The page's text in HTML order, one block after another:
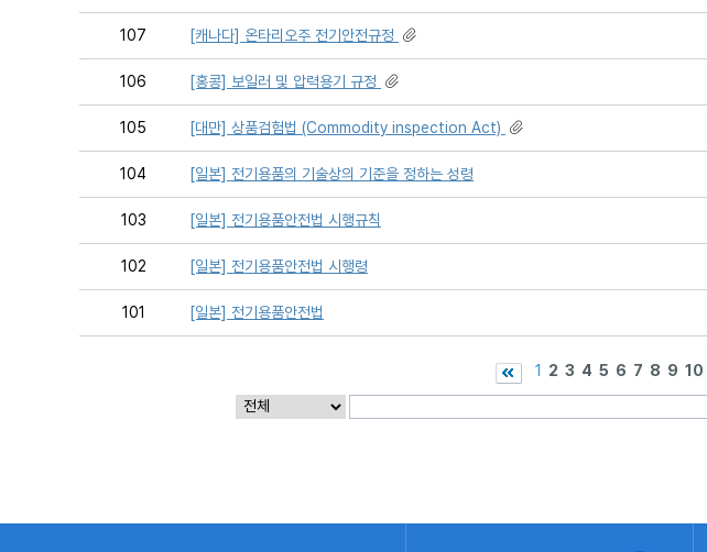
107 [캐나다] 온타리오주 전기안전규정
106 [홍콩] 보일러 및 압력용기 규정
105 [대만] 상품검험법 (Commodity inspection Act)
104 [일본] 전기용품의 기술상의 기준을 정하는 성령
103 [일본] 전기용품안전법 시행규칙
102 [일본] 전기용품안전법 시행령
101 [일본] 전기용품안전법
1 2 3 4 5 6 7 8 9 10